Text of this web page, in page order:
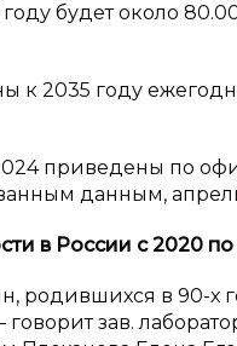
будет около
к 2035 году
приведены по
данным,
в России с 2020
родившихся в 90-х
говорит зав.